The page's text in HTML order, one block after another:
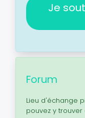
Je
Forum
Lieu d'échange
pouvez y